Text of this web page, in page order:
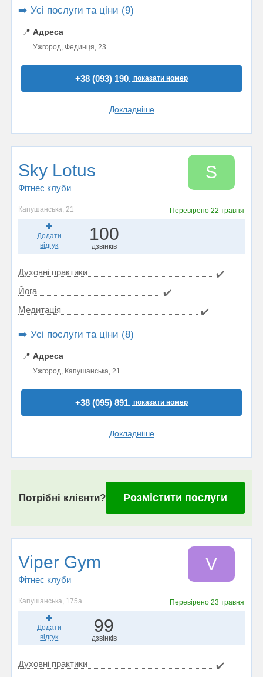
➡️ Усі послуги та ціни (9)
📍 Адреса
Ужгород, Фединця, 23
+38 (093) 190..показати номер
Докладніше
Sky Lotus
Фітнес клуби
S
Капушанська, 21 Перевірено22 травня
Додати
відгук
100
дзвінків
Духовні практики
✔️
Йога
✔️
Медитація
✔️
➡️ Усі послуги та ціни (8)
📍 Адреса
Ужгород, Капушанська, 21
+38 (095) 891..показати номер
Докладніше
Потрібні клієнти? Розмістити послуги
Viper Gym
Фітнес клуби
V
Капушанська, 175а Перевірено23 травня
Додати
відгук
99
дзвінків
Духовні практики
✔️